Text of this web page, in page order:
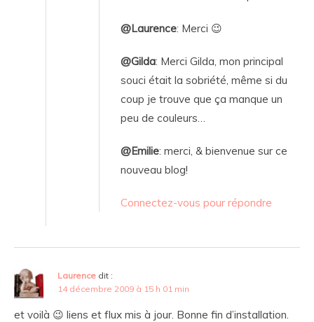
@Laurence: Merci 😉
@Gilda: Merci Gilda, mon principal
souci était la sobriété, même si du
coup je trouve que ça manque un
peu de couleurs…
@Emilie: merci, & bienvenue sur ce
nouveau blog!
Connectez-vous pour répondre
Laurence dit :
14 décembre 2009 à 15 h 01 min
et voilà 😉 liens et flux mis à jour. Bonne fin d’installation.